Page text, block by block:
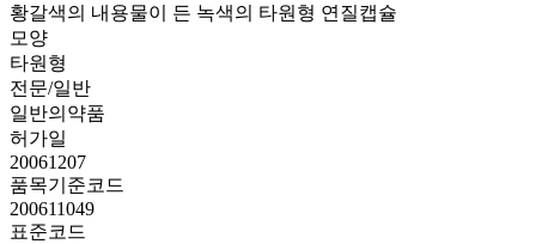
황갈색의 내용물이 든 녹색의 타원형 연질캡슐
모양
타원형
전문/일반
일반의약품
허가일
20061207
품목기준코드
200611049
표준코드